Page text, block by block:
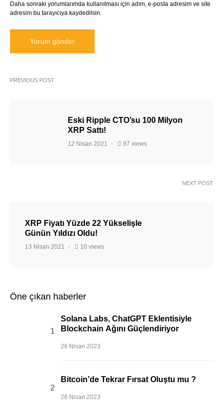
Daha sonraki yorumlarımda kullanılması için adım, e-posta adresim ve site
adresim bu tarayıcıya kaydedilsin.
PREVIOUS POST
Eski Ripple CTO’su 100 Milyon
XRP Sattı!
12 Nisan 2021 97 views
NEXT POST
XRP Fiyatı Yüzde 22 Yükselişle
Günün Yıldızı Oldu!
13 Nisan 2021 10 views
Öne çıkan haberler
Solana Labs, ChatGPT Eklentisiyle
Blockchain Ağını Güçlendiriyor
26 Nisan 2023
Bitcoin’de Tekrar Fırsat Oluştu mu ?
26 Nisan 2023